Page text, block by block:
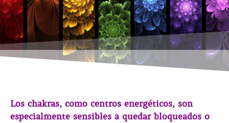
Los chakras, como centros energéticos, son
especialmente sensibles a quedar bloqueados o